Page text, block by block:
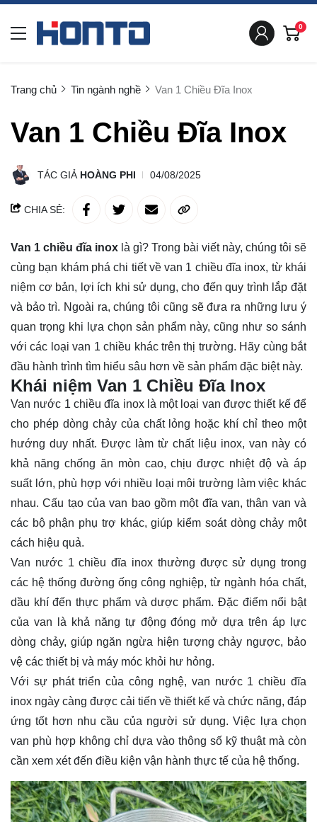
0
Trang chủ Tin ngành nghề Van 1 Chiều Đĩa Inox
Van 1 Chiều Đĩa Inox
TÁC GIẢ HOÀNG PHI 04/08/2025
CHIA SẺ:
Van 1 chiều đĩa inox là gì? Trong bài viết này, chúng tôi sẽ
cùng bạn khám phá chi tiết về van 1 chiều đĩa inox, từ khái
niệm cơ bản, lợi ích khi sử dụng, cho đến quy trình lắp đặt
và bảo trì. Ngoài ra, chúng tôi cũng sẽ đưa ra những lưu ý
quan trọng khi lựa chọn sản phẩm này, cũng như so sánh
với các loại van 1 chiều khác trên thị trường. Hãy cùng bắt
đầu hành trình tìm hiểu sâu hơn về sản phẩm đặc biệt này.
Khái niệm Van 1 Chiều Đĩa Inox
Van nước 1 chiều đĩa inox là một loại van được thiết kế để
cho phép dòng chảy của chất lỏng hoặc khí chỉ theo một
hướng duy nhất. Được làm từ chất liệu inox, van này có
khả năng chống ăn mòn cao, chịu được nhiệt độ và áp
suất lớn, phù hợp với nhiều loại môi trường làm việc khác
nhau. Cấu tạo của van bao gồm một đĩa van, thân van và
các bộ phận phụ trợ khác, giúp kiểm soát dòng chảy một
cách hiệu quả.
Van nước 1 chiều đĩa inox thường được sử dụng trong
các hệ thống đường ống công nghiệp, từ ngành hóa chất,
dầu khí đến thực phẩm và dược phẩm. Đặc điểm nổi bật
của van là khả năng tự động đóng mở dựa trên áp lực
dòng chảy, giúp ngăn ngừa hiện tượng chảy ngược, bảo
vệ các thiết bị và máy móc khỏi hư hỏng.
Với sự phát triển của công nghệ, van nước 1 chiều đĩa
inox ngày càng được cải tiến về thiết kế và chức năng, đáp
ứng tốt hơn nhu cầu của người sử dụng. Việc lựa chọn
van phù hợp không chỉ dựa vào thông số kỹ thuật mà còn
cần xem xét đến điều kiện vận hành thực tế của hệ thống.